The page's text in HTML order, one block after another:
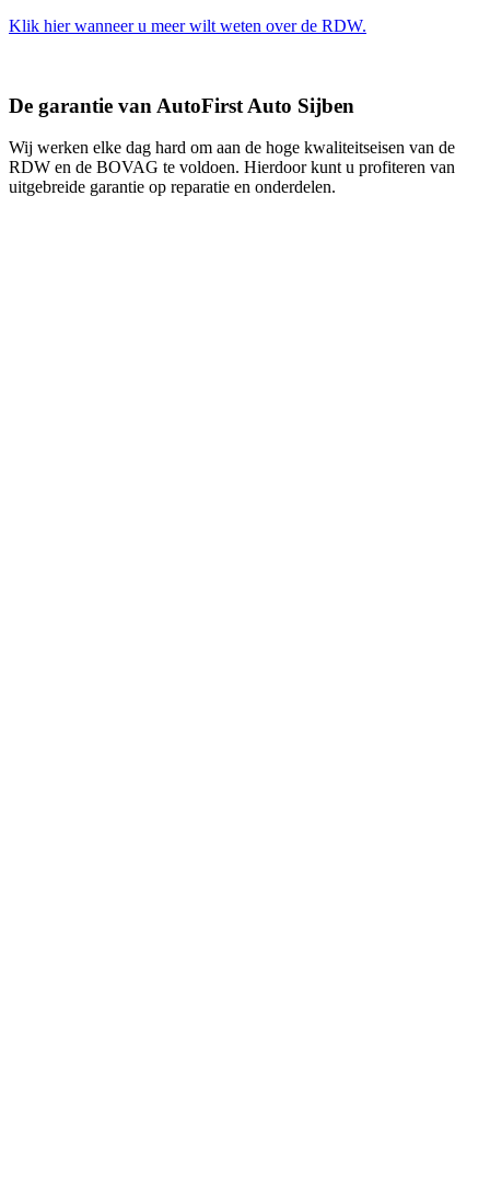
Klik hier wanneer u meer wilt weten over de RDW.
De garantie van AutoFirst Auto Sijben
Wij werken elke dag hard om aan de hoge kwaliteitseisen van de
RDW en de BOVAG te voldoen. Hierdoor kunt u profiteren van
uitgebreide garantie op reparatie en onderdelen.